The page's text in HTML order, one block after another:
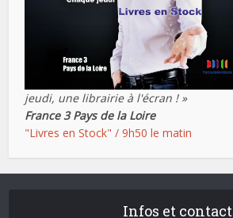
jeudi, une librairie à l'écran ! »
France 3 Pays de la Loire
"Livres en Stock" / 9h50 le matin
Infos et contact